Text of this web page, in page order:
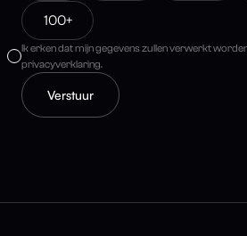
100+
Ik erken dat mijn gegevens zullen verwerkt
privacyverklaring.